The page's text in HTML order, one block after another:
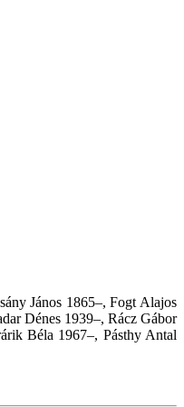
János 1865–, Fogt Alajos
Dénes 1939–, Rácz Gábor
Béla 1967–, Pásthy Antal